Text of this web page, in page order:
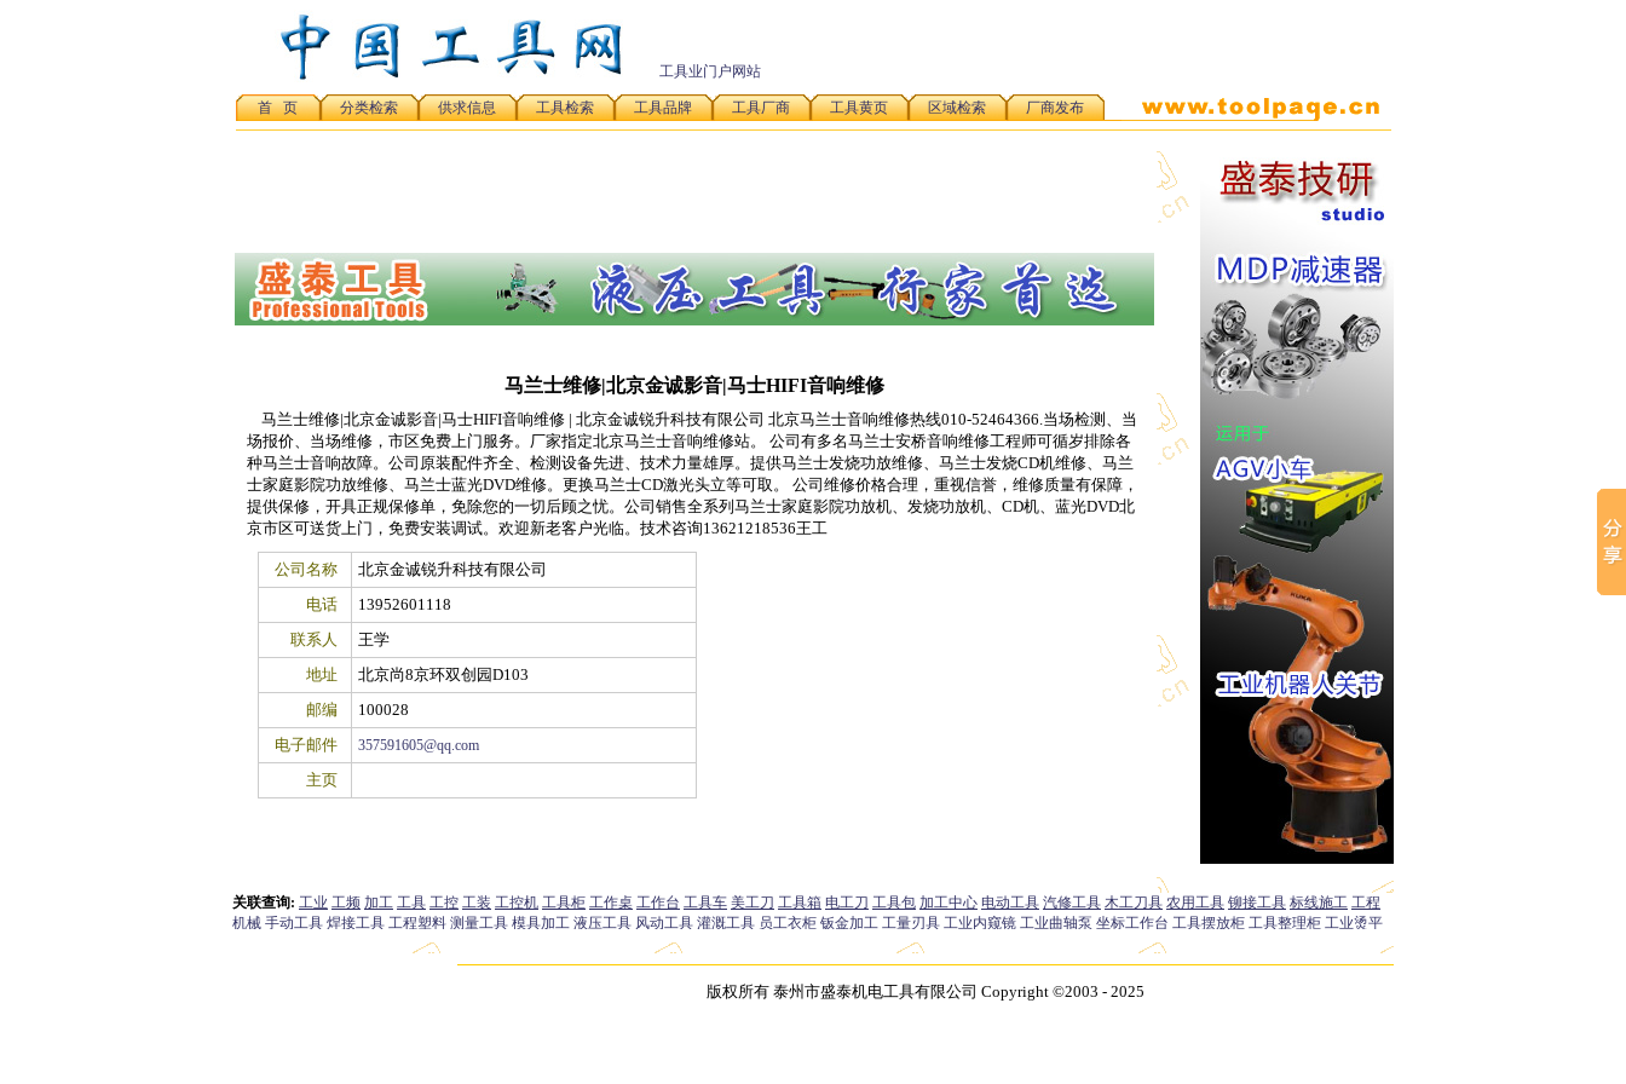
工具业门户网站
首 页 分类检索 供求信息 工具检索 工具品牌 工具厂商 工具黄页 区域检索 厂商发布
马兰士维修|北京金诚影音|马士HIFI音响维修
马兰士维修|北京金诚影音|马士HIFI音响维修 | 北京金诚锐升科技有限公司 北京马兰士音响维修热线010-52464366.当场检测、当
场报价、当场维修，市区免费上门服务。厂家指定北京马兰士音响维修站。 公司有多名马兰士安桥音响维修工程师可循岁排除各
种马兰士音响故障。公司原装配件齐全、检测设备先进、技术力量雄厚。提供马兰士发烧功放维修、马兰士发烧CD机维修、马兰
士家庭影院功放维修、马兰士蓝光DVD维修。更换马兰士CD激光头立等可取。 公司维修价格合理，重视信誉，维修质量有保障，
提供保修，开具正规保修单，免除您的一切后顾之忧。公司销售全系列马兰士家庭影院功放机、发烧功放机、CD机、蓝光DVD北
京市区可送货上门，免费安装调试。欢迎新老客户光临。技术咨询13621218536王工
公司名称
北京金诚锐升科技有限公司
电话
13952601118
联系人
王学
地址
北京尚8京环双创园D103
邮编
100028
电子邮件
357591605@qq.com
主页
版权所有 泰州市盛泰机电工具有限公司 Copyright ©2003 - 2025